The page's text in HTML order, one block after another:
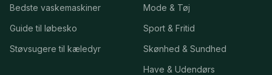
Bedste vaskemaskiner
Guide til løbesko
Støvsugere til kæledyr
Mode & Tøj
Sport & Fritid
Skønhed & Sundhed
Have & Udendørs